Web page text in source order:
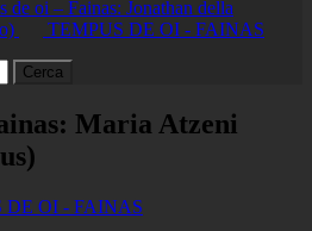
de oi – Fainas: Jonathan della
TEMPUS DE OI - FAINAS
Maria Atzeni
DE OI - FAINAS